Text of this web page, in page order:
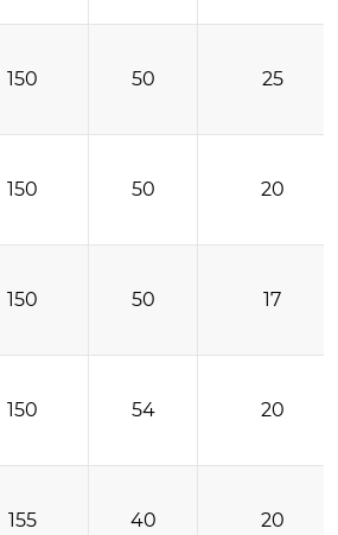
150 50 25
150 50 20
150 50 17
150 54 20
155 40 20